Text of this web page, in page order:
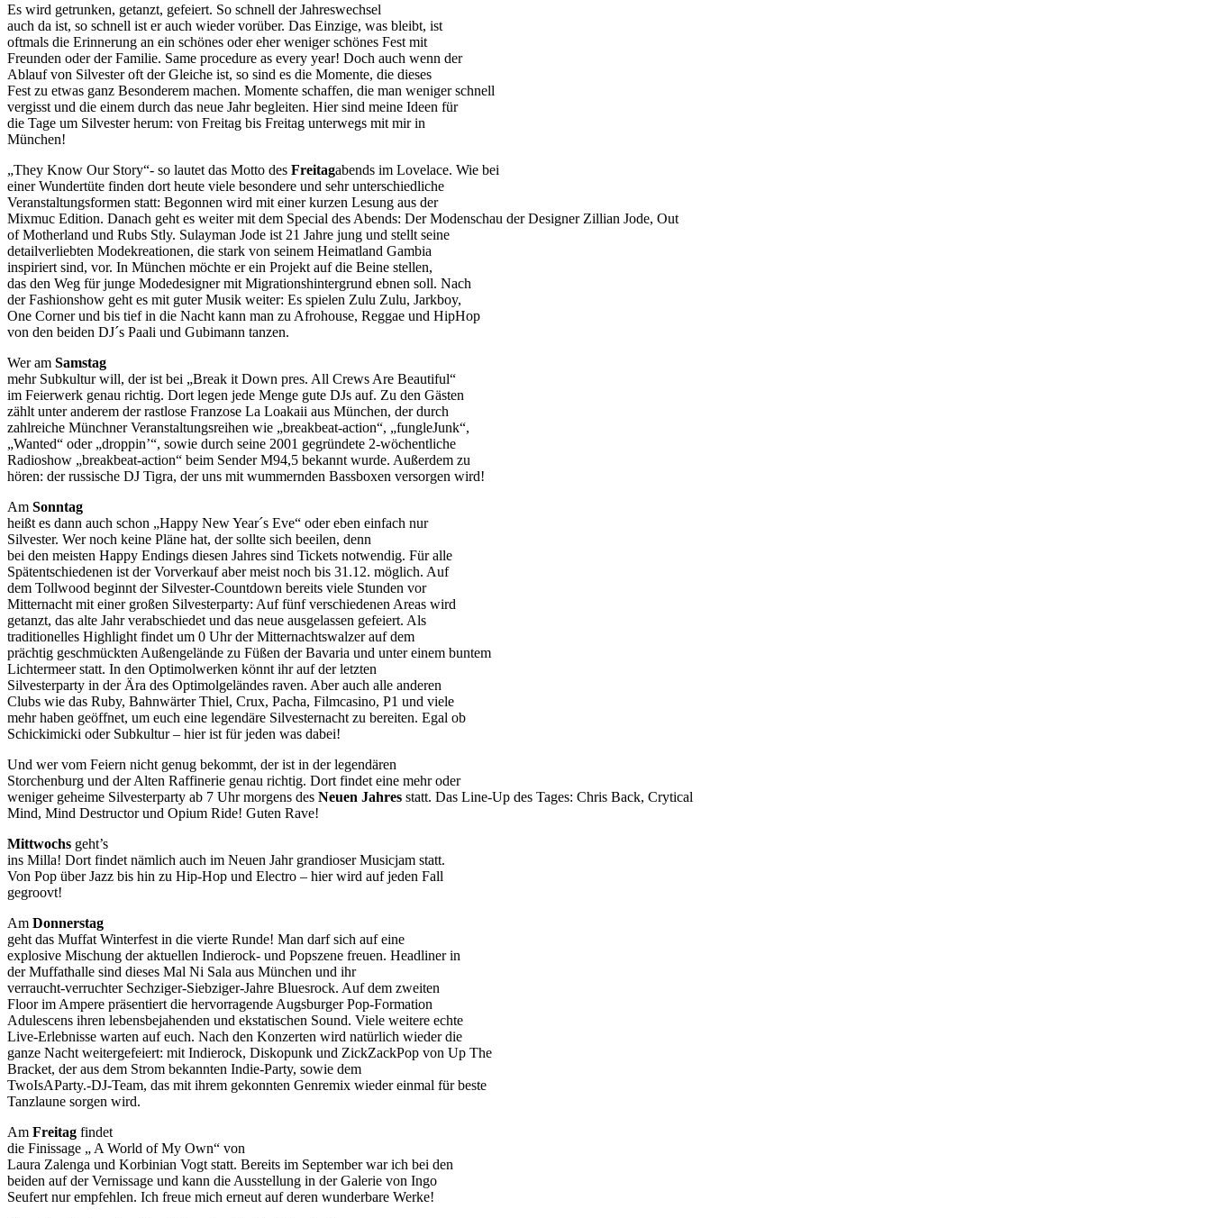
Es wird getrunken, getanzt, gefeiert. So schnell der Jahreswechsel
auch da ist, so schnell ist er auch wieder vorüber. Das Einzige, was bleibt, ist
oftmals die Erinnerung an ein schönes oder eher weniger schönes Fest mit
Freunden oder der Familie. Same procedure as every year! Doch auch wenn der
Ablauf von Silvester oft der Gleiche ist, so sind es die Momente, die dieses
Fest zu etwas ganz Besonderem machen. Momente schaffen, die man weniger schnell
vergisst und die einem durch das neue Jahr begleiten. Hier sind meine Ideen für
die Tage um Silvester herum: von Freitag bis Freitag unterwegs mit mir in
München!
„They Know Our Story“- so lautet das Motto des Freitagabends im Lovelace. Wie bei
einer Wundertüte finden dort heute viele besondere und sehr unterschiedliche
Veranstaltungsformen statt: Begonnen wird mit einer kurzen Lesung aus der
Mixmuc Edition. Danach geht es weiter mit dem Special des Abends: Der Modenschau der Designer Zillian Jode, Out
of Motherland und Rubs Stly. Sulayman Jode ist 21 Jahre jung und stellt seine
detailverliebten Modekreationen, die stark von seinem Heimatland Gambia
inspiriert sind, vor. In München möchte er ein Projekt auf die Beine stellen,
das den Weg für junge Modedesigner mit Migrationshintergrund ebnen soll. Nach
der Fashionshow geht es mit guter Musik weiter: Es spielen Zulu Zulu, Jarkboy,
One Corner und bis tief in die Nacht kann man zu Afrohouse, Reggae und HipHop
von den beiden DJ´s Paali und Gubimann tanzen.
Wer am Samstag
mehr Subkultur will, der ist bei „Break it Down pres. All Crews Are Beautiful“
im Feierwerk genau richtig. Dort legen jede Menge gute DJs auf. Zu den Gästen
zählt unter anderem der rastlose Franzose La Loakaii aus München, der durch
zahlreiche Münchner Veranstaltungsreihen wie „breakbeat-action“, „fungleJunk“,
„Wanted“ oder „droppin’“, sowie durch seine 2001 gegründete 2-wöchentliche
Radioshow „breakbeat-action“ beim Sender M94,5 bekannt wurde. Außerdem zu
hören: der russische DJ Tigra, der uns mit wummernden Bassboxen versorgen wird!
Am Sonntag
heißt es dann auch schon „Happy New Year´s Eve“ oder eben einfach nur
Silvester. Wer noch keine Pläne hat, der sollte sich beeilen, denn
bei den meisten Happy Endings diesen Jahres sind Tickets notwendig. Für alle
Spätentschiedenen ist der Vorverkauf aber meist noch bis 31.12. möglich. Auf
dem Tollwood beginnt der Silvester-Countdown bereits viele Stunden vor
Mitternacht mit einer großen Silvesterparty: Auf fünf verschiedenen Areas wird
getanzt, das alte Jahr verabschiedet und das neue ausgelassen gefeiert. Als
traditionelles Highlight findet um 0 Uhr der Mitternachtswalzer auf dem
prächtig geschmückten Außengelände zu Füßen der Bavaria und unter einem buntem
Lichtermeer statt. In den Optimolwerken könnt ihr auf der letzten
Silvesterparty in der Ära des Optimolgeländes raven. Aber auch alle anderen
Clubs wie das Ruby, Bahnwärter Thiel, Crux, Pacha, Filmcasino, P1 und viele
mehr haben geöffnet, um euch eine legendäre Silvesternacht zu bereiten. Egal ob
Schickimicki oder Subkultur – hier ist für jeden was dabei!
Und wer vom Feiern nicht genug bekommt, der ist in der legendären
Storchenburg und der Alten Raffinerie genau richtig. Dort findet eine mehr oder
weniger geheime Silvesterparty ab 7 Uhr morgens des Neuen Jahres statt. Das Line-Up des Tages: Chris Back, Crytical
Mind, Mind Destructor und Opium Ride! Guten Rave!
Mittwochs geht’s
ins Milla! Dort findet nämlich auch im Neuen Jahr grandioser Musicjam statt.
Von Pop über Jazz bis hin zu Hip-Hop und Electro – hier wird auf jeden Fall
gegroovt!
Am Donnerstag
geht das Muffat Winterfest in die vierte Runde! Man darf sich auf eine
explosive Mischung der aktuellen Indierock- und Popszene freuen. Headliner in
der Muffathalle sind dieses Mal Ni Sala aus München und ihr
verraucht-verruchter Sechziger-Siebziger-Jahre Bluesrock. Auf dem zweiten
Floor im Ampere präsentiert die hervorragende Augsburger Pop-Formation
Adulescens ihren lebensbejahenden und ekstatischen Sound. Viele weitere echte
Live-Erlebnisse warten auf euch. Nach den Konzerten wird natürlich wieder die
ganze Nacht weitergefeiert: mit Indierock, Diskopunk und ZickZackPop von Up The
Bracket, der aus dem Strom bekannten Indie-Party, sowie dem
TwoIsAParty.-DJ-Team, das mit ihrem gekonnten Genremix wieder einmal für beste
Tanzlaune sorgen wird.
Am Freitag findet
die Finissage „ A World of My Own“ von
Laura Zalenga und Korbinian Vogt statt. Bereits im September war ich bei den
beiden auf der Vernissage und kann die Ausstellung in der Galerie von Ingo
Seufert nur empfehlen. Ich freue mich erneut auf deren wunderbare Werke!